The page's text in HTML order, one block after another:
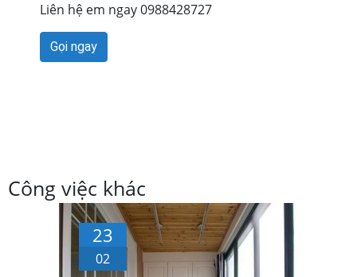
Liên hệ em ngay 0988428727
Gọi ngay
Công việc khác
23
02